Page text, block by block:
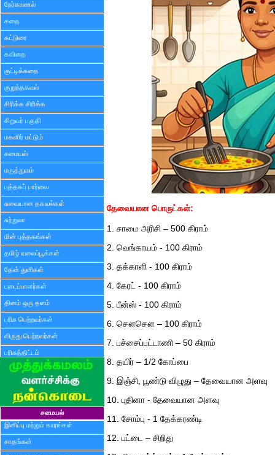
நேர்காணல்
கதை
கட்டுரை
கவிதை
குட்டிக்கதை
குறுந்தகவல்
சிரிக்க சிரிக்க
சிறுவர் பகுதி
மகளிர் மட்டும்
சமையல்
மருத்துவம்
புத்தகப் பார்வை
சுவையான தகவல்கள்
சுற்றுலா
மின் புத்தகங்கள்
தமிழ் வலைப்பூக்கள்
தேன் துளிகள்
படைப்பாளர்கள்
தினம் ஒரு தளம்
பரிசு பெற்றவர்கள்
விருது பெற்றவர்கள்
பரிசுத்திட்டம்
சமையல்
இனிப்பு மற்றும் காரங்கள்
சாதங்கள்
தேவையான பொருட்கள்:
1. சாமை அரிசி – 500 கிராம்
2. வெங்காயம் - 100 கிராம்
3. தக்காளி - 100 கிராம்
4. கேரட் - 100 கிராம்
5. பீன்ஸ் - 100 கிராம்
6. சௌசௌ – 100 கிராம்
7. பச்சைப்பட்டாணி – 50 கிராம்
8. தயிர் – 1/2 கோப்பை
9. இஞ்சி, பூண்டு விழுது – தேவையான அளவு
10. புதினா - தேவையான அளவு
11. சோம்பு - 1 தேக்கரண்டி
12. பட்டை – சிறிது